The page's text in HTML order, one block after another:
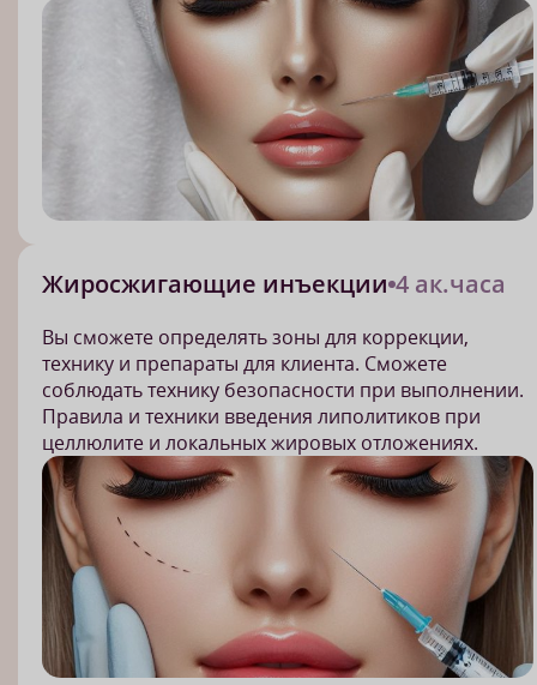
Жиросжигающие инъекции 4 ак.часа
Вы сможете определять зоны для коррекции,
технику и препараты для клиента. Сможете
соблюдать технику безопасности при выполнении.
Правила и техники введения липолитиков при
целлюлите и локальных жировых отложениях.